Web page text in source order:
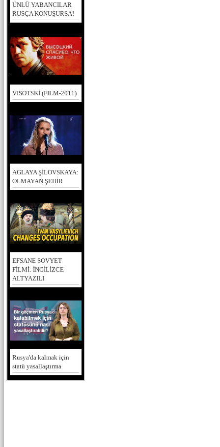
ÜNLÜ YABANCILAR
RUSÇA KONUŞURSA!
VISOTSKİ (FILM-2011)
AGLAYA ŞİLOVSKAYA:
OLMAYAN ŞEHİR
EFSANE SOVYET
FİLMİ: İNGİLİZCE
ALTYAZILI
Rusya'da kalmak için
statü yasallaştırma